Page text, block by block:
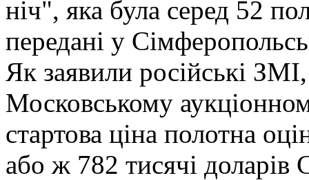
ніч", яка була серед 52
передані у
Як заявили російські
Московському
стартова ціна полотна
або ж 782 тисячі